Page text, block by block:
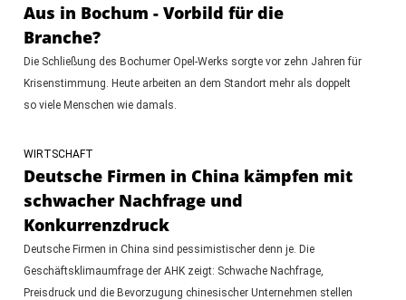
Aus in Bochum - Vorbild für die
Branche?
Die Schließung des Bochumer Opel-Werks sorgte vor zehn Jahren für
Krisenstimmung. Heute arbeiten an dem Standort mehr als doppelt
so viele Menschen wie damals.
WIRTSCHAFT
Deutsche Firmen in China kämpfen mit
schwacher Nachfrage und
Konkurrenzdruck
Deutsche Firmen in China sind pessimistischer denn je. Die
Geschäftsklimaumfrage der AHK zeigt: Schwache Nachfrage,
Preisdruck und die Bevorzugung chinesischer Unternehmen stellen